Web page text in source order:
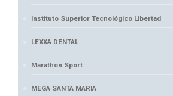
Instituto Superior Tecnológico Libertad
LEXXA DENTAL
Marathon Sport
MEGA SANTA MARIA